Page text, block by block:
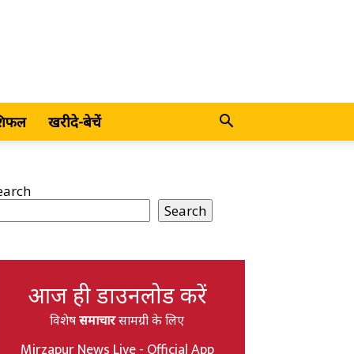
खरीदे-बेचें
Search
आज ही डाउनलोड करें
विशेषसमाचारसामग्री के लिए